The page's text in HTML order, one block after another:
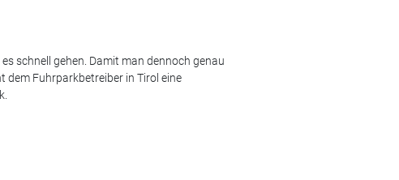
schnell gehen. Damit man dennoch genau
dem Fuhrparkbetreiber in Tirol eine